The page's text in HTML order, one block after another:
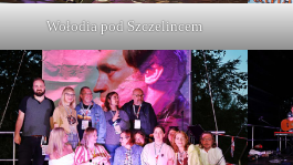
Wołodia pod Szczelincem